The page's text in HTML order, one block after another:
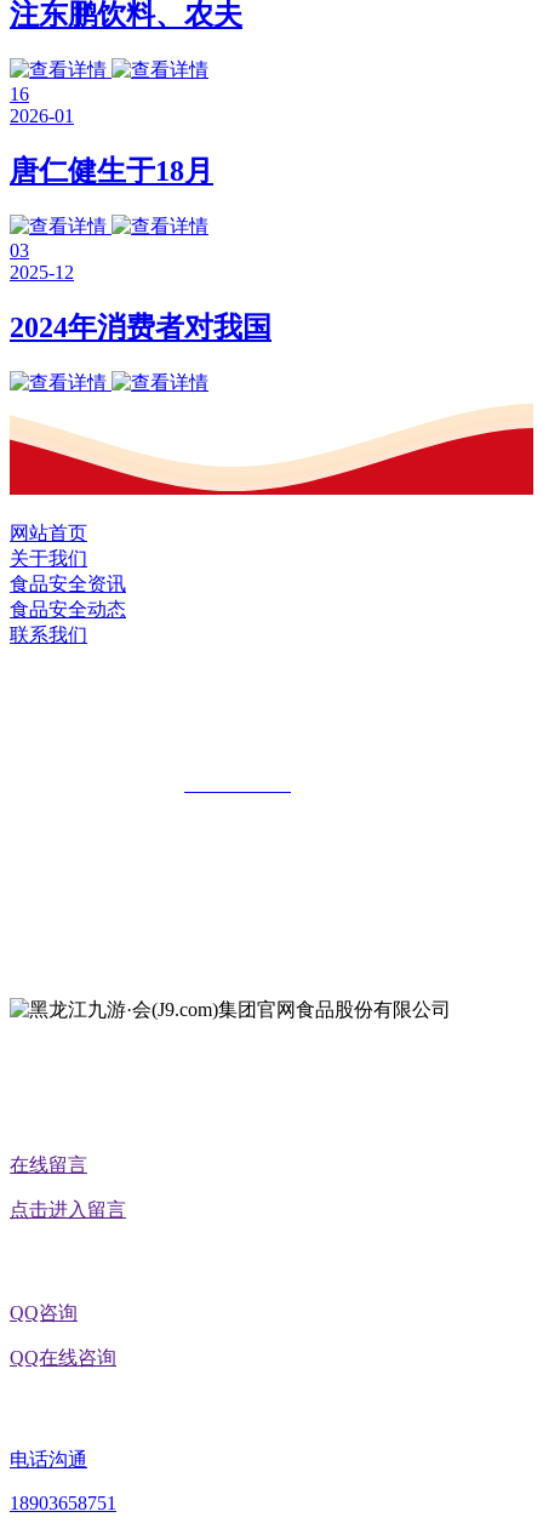
注东鹏饮料、农夫
16
2026-01
唐仁健生于18月
03
2025-12
2024年消费者对我国
网站首页
关于我们
食品安全资讯
食品安全动态
联系我们
在线留言
点击进入留言
QQ咨询
QQ在线咨询
电话沟通
18903658751